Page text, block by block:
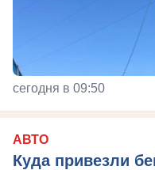
сегодня в 09:50
АВТО
Куда привезли